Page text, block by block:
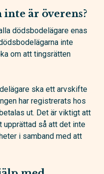
är överens?
dödsbodelägare enas
inte
om att tingsrätten
ska ett arvskifte
har registrerats hos
ut. Det är viktigt att
upprättad så att det inte
i samband med att